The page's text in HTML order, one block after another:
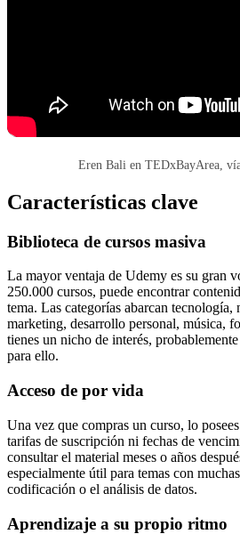
Eren Bali en TEDxBayArea,
Características clave
Biblioteca de cursos masiva
La mayor ventaja de Udemy es su gran
250.000 cursos, puede encontrar
tema. Las categorías abarcan tecnología,
marketing, desarrollo personal, música,
tienes un nicho de interés,
para ello.
Acceso de por vida
Una vez que compras un curso, lo
tarifas de suscripción ni fechas de
consultar el material meses o años
especialmente útil para temas con
codificación o el análisis de datos.
Aprendizaje a su propio ritmo